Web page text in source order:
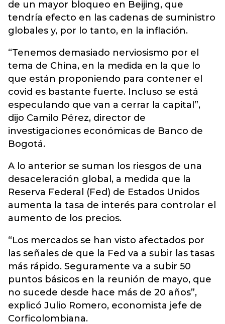
de un mayor bloqueo en Beijing, que
tendría efecto en las cadenas de suministro
globales y, por lo tanto, en la inflación.
“Tenemos demasiado nerviosismo por el
tema de China, en la medida en la que lo
que están proponiendo para contener el
covid es bastante fuerte. Incluso se está
especulando que van a cerrar la capital”,
dijo Camilo Pérez, director de
investigaciones económicas de Banco de
Bogotá.
A lo anterior se suman los riesgos de una
desaceleración global, a medida que la
Reserva Federal (Fed) de Estados Unidos
aumenta la tasa de interés para controlar el
aumento de los precios.
“Los mercados se han visto afectados por
las señales de que la Fed va a subir las tasas
más rápido. Seguramente va a subir 50
puntos básicos en la reunión de mayo, que
no sucede desde hace más de 20 años”,
explicó Julio Romero, economista jefe de
Corficolombiana.